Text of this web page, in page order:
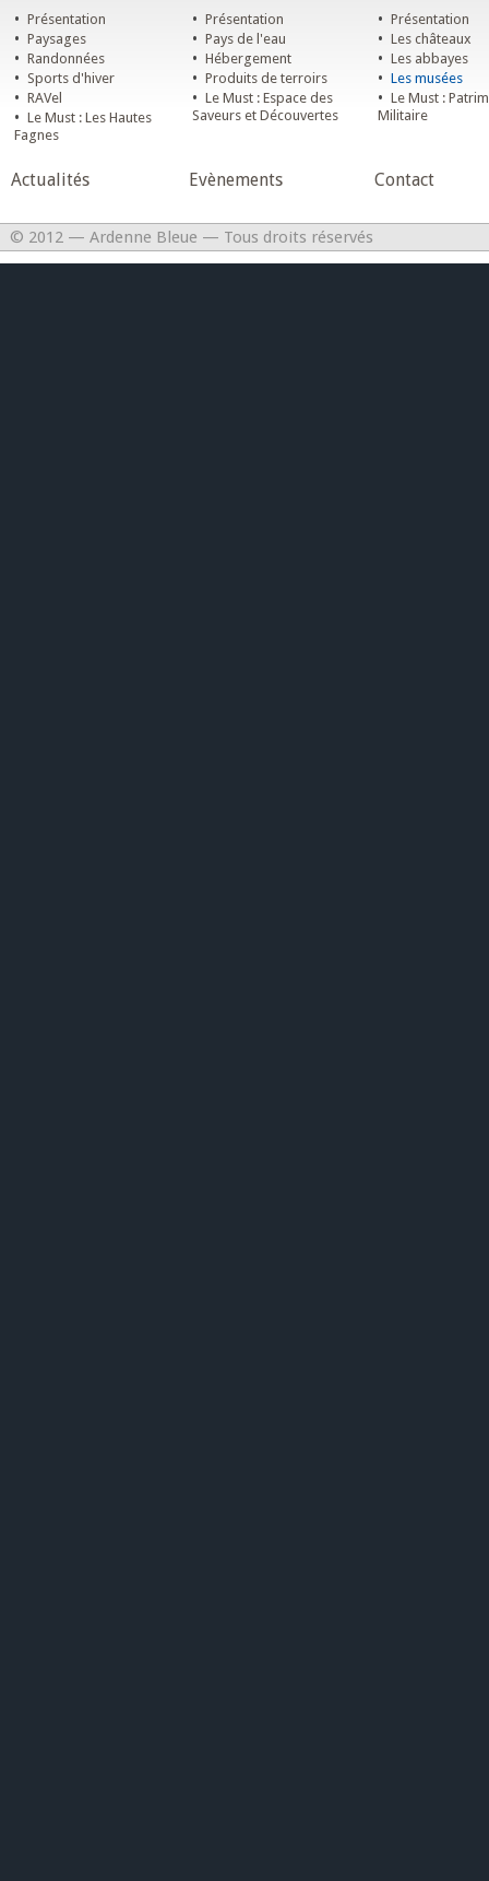
• Présentation
• Paysages
• Randonnées
• Sports d'hiver
• RAVel
• Le Must : Les Hautes
Fagnes
• Présentation
• Pays de l'eau
• Hébergement
• Produits de terroirs
• Le Must : Espace des
Saveurs et Découvertes
• Présentation
• Les châteaux
• Les abbayes
• Les musées
• Le Must :
Militaire
Actualités Evènements Contact
© 2012 — Ardenne Bleue — Tous droits réservés